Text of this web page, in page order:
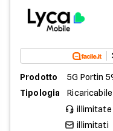
Prodotto
5G Portin
Tipologia
Ricaricabile
illimitate
illimitati